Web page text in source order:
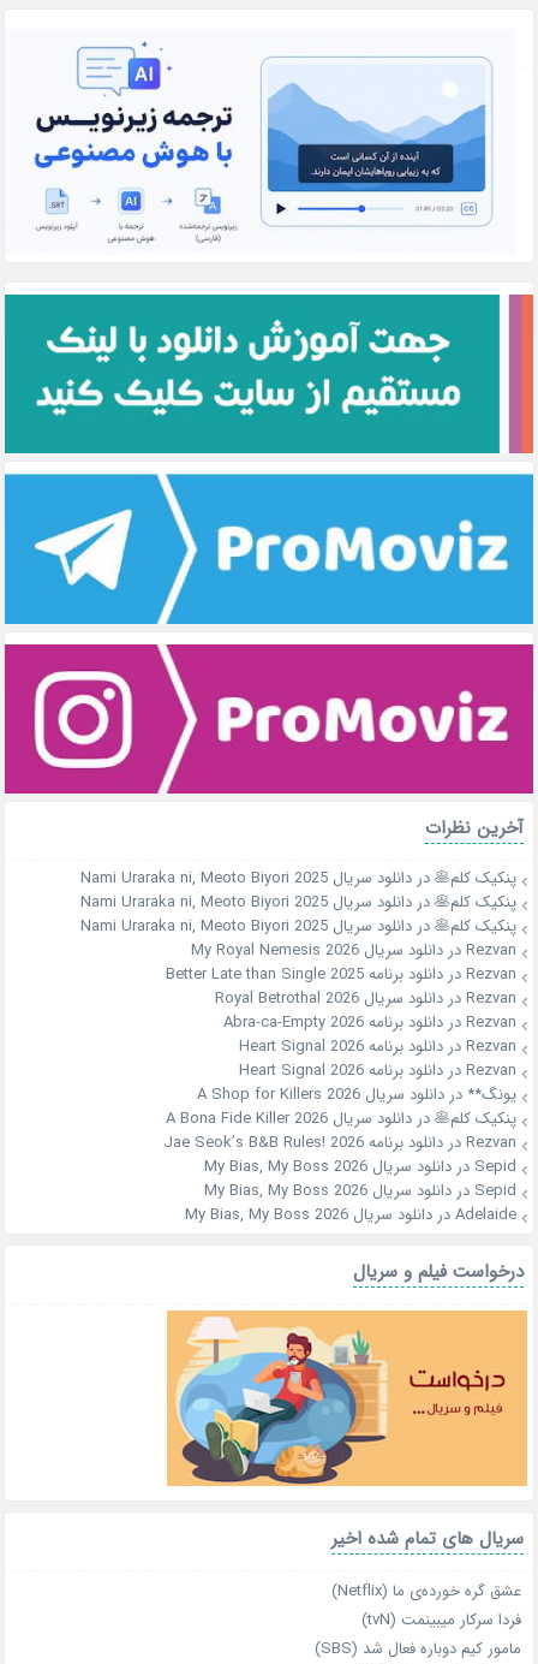
آخرین نظرات
پنکیک کلم🥞دردانلود سریال Nami Uraraka ni, Meoto Biyori 2025
پنکیک کلم🥞دردانلود سریال Nami Uraraka ni, Meoto Biyori 2025
پنکیک کلم🥞دردانلود سریال Nami Uraraka ni, Meoto Biyori 2025
Rezvanدردانلود سریال My Royal Nemesis 2026
Rezvanدردانلود برنامه Better Late than Single 2025
Rezvanدردانلود سریال Royal Betrothal 2026
Rezvanدردانلود برنامه Abra-ca-Empty 2026
Rezvanدردانلود برنامه Heart Signal 2026
Rezvanدردانلود برنامه Heart Signal 2026
یونگ** دردانلود سریال A Shop for Killers 2026
پنکیک کلم🥞دردانلود سریال A Bona Fide Killer 2026
Rezvanدردانلود برنامه Jae Seok’s B&B Rules! 2026
Sepid دردانلود سریال My Bias, My Boss 2026
Sepid دردانلود سریال My Bias, My Boss 2026
Adelaideدردانلود سریال My Bias, My Boss 2026
درخواست فیلم و سریال
سریال های تمام شده اخیر
عشق گره خورده‌ی ما (Netflix)
فردا سرکار میبینمت (tvN)
مامور کیم دوباره فعال شد (SBS)